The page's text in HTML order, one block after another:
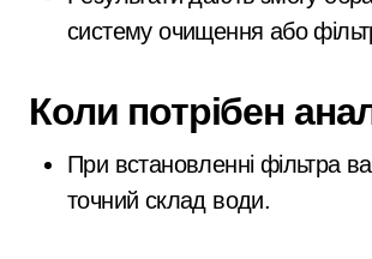
систему очищення або
Коли потрібен
При встановленні фільтра важливо знати
точний склад води.